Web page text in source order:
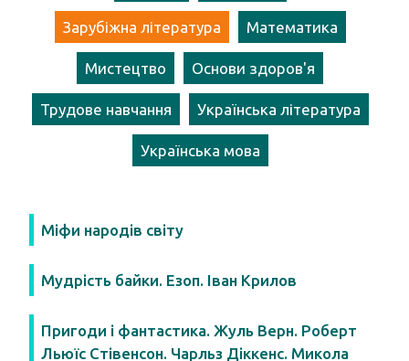
Зарубіжна література Математика
Мистецтво Основи здоров'я
Трудове навчання Українська література
Українська мова
Міфи народів світу
Мудрість байки. Езоп. Іван Крилов
Пригоди і фантастика. Жуль Верн. Роберт
Льюїс Стівенсон. Чарльз Діккенс. Микола